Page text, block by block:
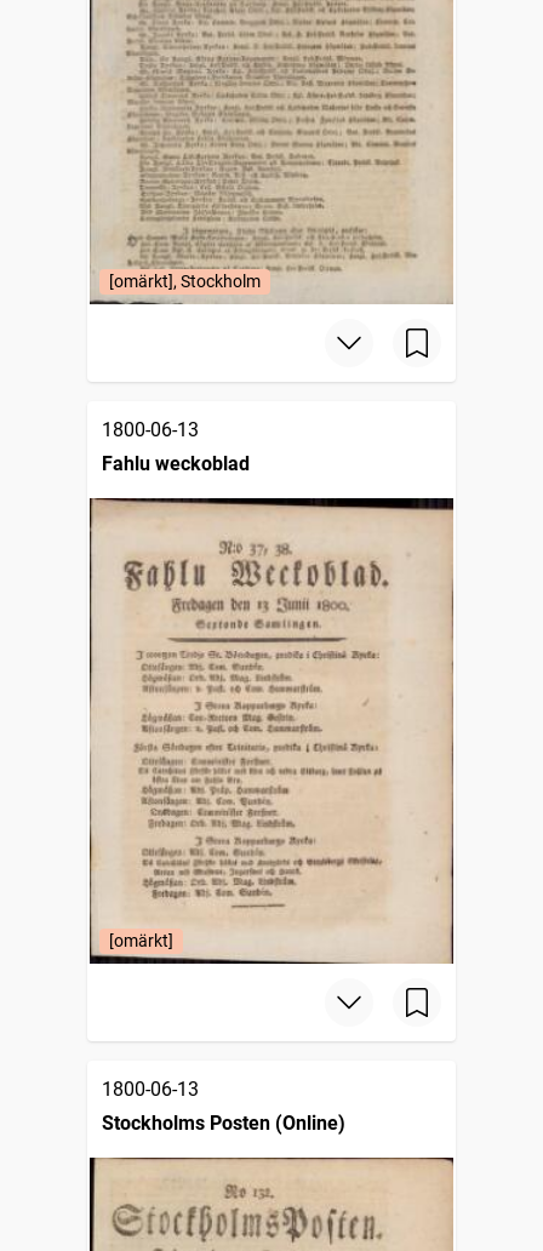
[omärkt], Stockholm
1800-06-13
Fahlu weckoblad
[omärkt]
1800-06-13
Stockholms Posten (Online)